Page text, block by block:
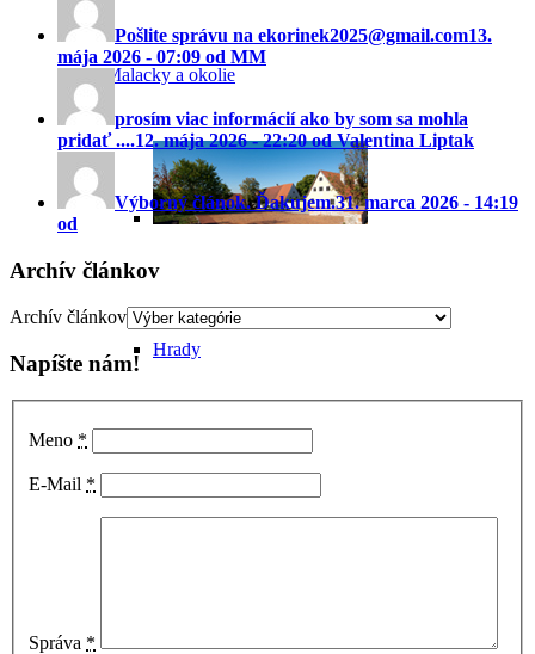
Malacky a okolie
Hrady
Habánske pamiatky
Pošlite správu na ekorinek2025@gmail.com13.
mája 2026 - 07:09 od MM
prosím viac informácií ako by som sa mohla
pridať ....12. mája 2026 - 22:20 od Valentina Liptak
Výborný článok. Ďakujem.31. marca 2026 - 14:19
od
Archív článkov
Archív článkov
Napíšte nám!
Meno *
E-Mail *
Správa *